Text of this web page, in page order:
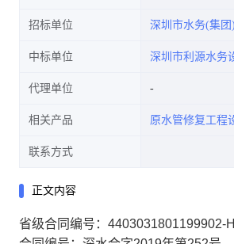
招标单位 深圳市水务(集团
中标单位 深圳市利源水务
代理单位
相关产品 原水管修复工程
联系方式
正文内容
省级合同编号：4403031801199902-